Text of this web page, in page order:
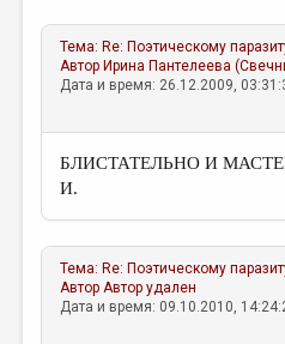
Тема: Re: Поэтическому
Автор Ирина Пантелеева
Дата и время: 26.12.2009,
БЛИСТАТЕЛЬНО И
И.
Тема: Re: Поэтическому
Автор Автор удален
Дата и время: 09.10.2010,